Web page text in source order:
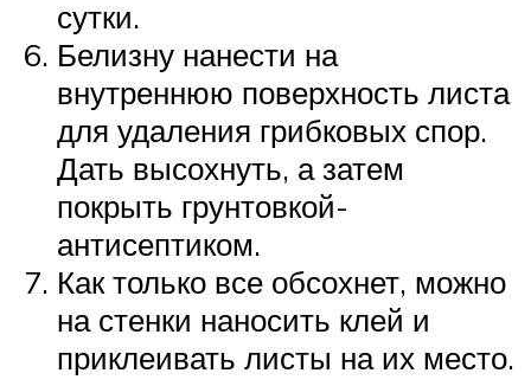
сутки.
Белизну нанести на
внутреннюю поверхность листа
для удаления грибковых спор.
Дать высохнуть, а затем
покрыть грунтовкой-
антисептиком.
Как только все обсохнет, можно
на стенки наносить клей и
приклеивать листы на их место.